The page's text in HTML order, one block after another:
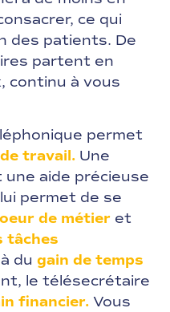
ce qui
des patients. De
partent en
continu à vous
permet
travail.Une
aide précieuse
permet de se
de métier et
tâches
du gain de temps
le télésecrétaire
financier.Vous